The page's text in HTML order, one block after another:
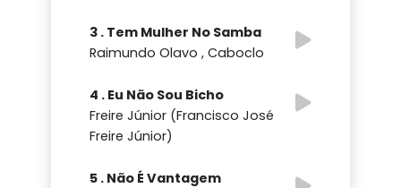
3 . Tem Mulher No Samba
Raimundo Olavo , Caboclo
4 . Eu Não Sou Bicho
Freire Júnior (Francisco José
Freire Júnior)
5 . Não É Vantagem